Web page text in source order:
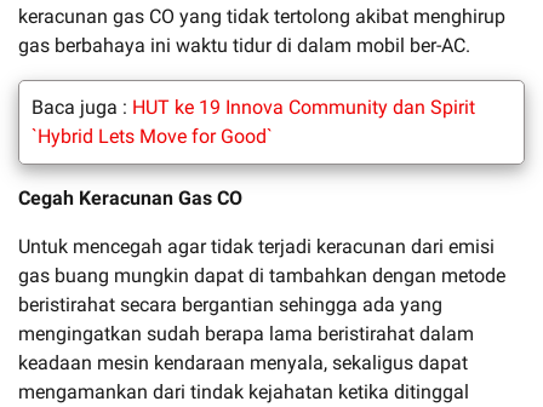
keracunan gas CO yang tidak tertolong akibat menghirup
gas berbahaya ini waktu tidur di dalam mobil ber-AC.
Baca juga : HUT ke 19 Innova Community dan Spirit
`Hybrid Lets Move for Good`
Cegah Keracunan Gas CO
Untuk mencegah agar tidak terjadi keracunan dari emisi
gas buang mungkin dapat di tambahkan dengan metode
beristirahat secara bergantian sehingga ada yang
mengingatkan sudah berapa lama beristirahat dalam
keadaan mesin kendaraan menyala, sekaligus dapat
mengamankan dari tindak kejahatan ketika ditinggal